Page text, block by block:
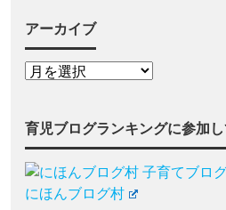
アーカイブ
育児ブログランキングに参加
にほんブログ村